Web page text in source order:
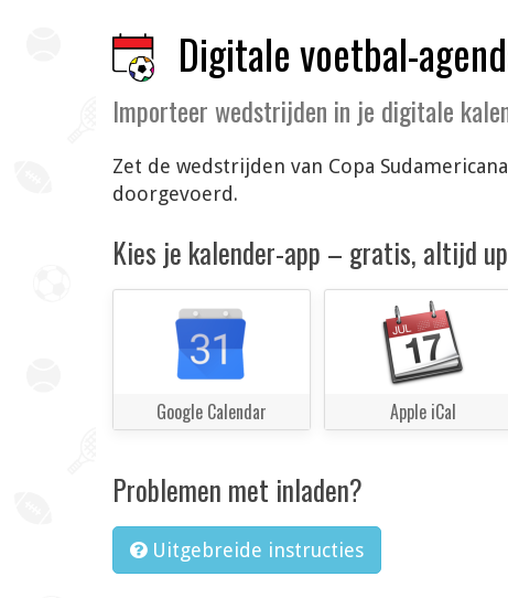
Digitale voetbal-
Importeer wedstrijden in je digitale
Zet de wedstrijden van Copa
doorgevoerd.
Kies je kalender-app – gratis, altijd
Google Calendar Apple iCal
Problemen met inladen?
Uitgebreide instructies